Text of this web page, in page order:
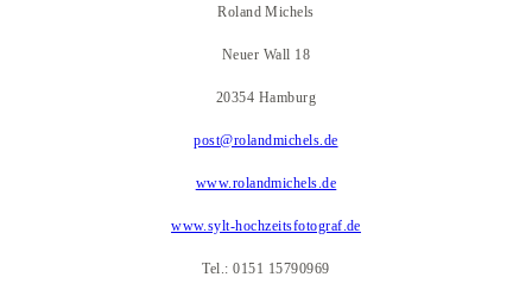
Roland Michels
Neuer Wall 18
20354 Hamburg
post@rolandmichels.de
www.rolandmichels.de
www.sylt-hochzeitsfotograf.de
Tel.: 0151 15790969